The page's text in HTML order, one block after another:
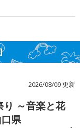
2026/08/09 更新
り ～音楽と花
県